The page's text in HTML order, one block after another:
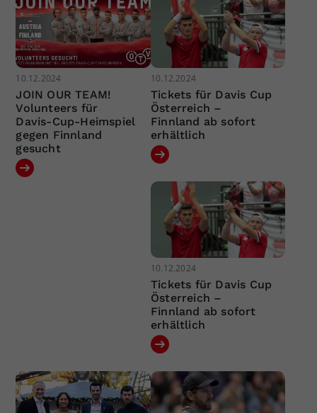
10.12.2024
JOIN OUR TEAM!
Volunteers für
Davis-Cup-Heimspiel
gegen Finnland
gesucht
10.12.2024
Tickets für Davis Cup
Österreich –
Finnland ab sofort
erhältlich
10.12.2024
Tickets für Davis Cup
Österreich –
Finnland ab sofort
erhältlich